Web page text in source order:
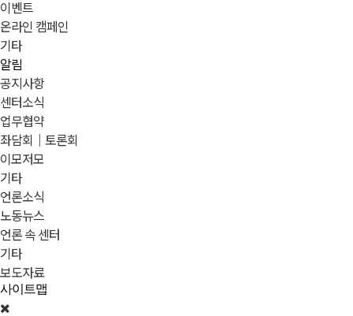
이벤트
온라인 캠페인
기타
알림
공지사항
센터소식
업무협약
좌담회｜토론회
이모저모
기타
언론소식
노동뉴스
언론 속 센터
기타
보도자료
사이트맵